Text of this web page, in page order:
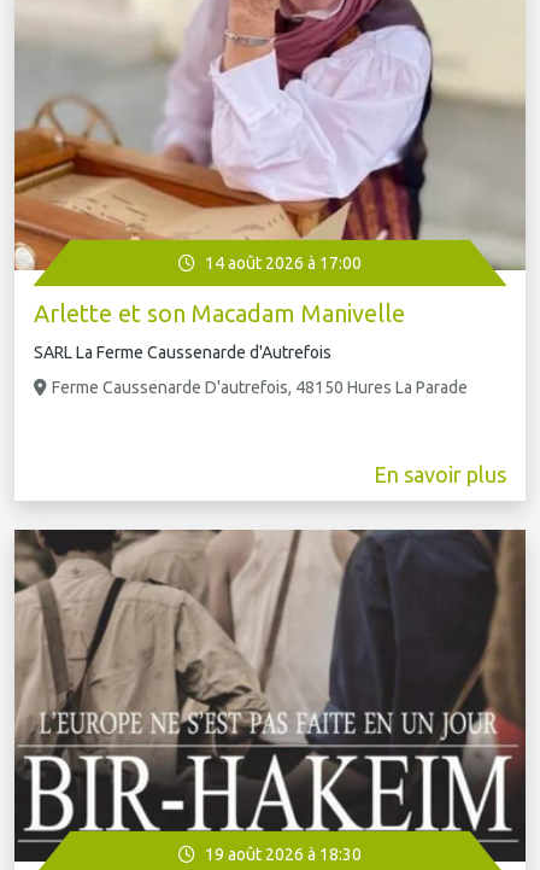
14 août 2026 à 17:00
Arlette et son Macadam Manivelle
SARL La Ferme Caussenarde d'Autrefois
Ferme Caussenarde D'autrefois, 48150 Hures La Parade
En savoir plus
19 août 2026 à 18:30